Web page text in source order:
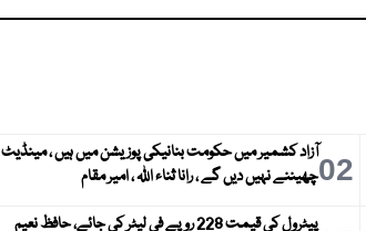
02آزاد کشمیر میں حکومت بنانیکی پوزیشن میں ہیں ، مینڈیٹ
چھیننے نہیں دیں گے ، رانا ثناء اللہ ، امیر مقام
پیٹرول کی قیمت 228 روپے فی لیٹر کی جائے، حافظ نعیم